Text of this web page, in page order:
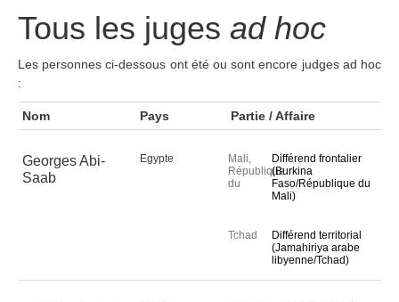
Tous les juges ad hoc
Les personnes ci-dessous ont été ou sont encore judges ad hoc
:
Nom Pays Partie / Affaire
Georges Abi-
Saab
Egypte
Mali,
République
du
Différend frontalier
(Burkina
Faso/République du
Mali)
Tchad
Différend territorial
(Jamahiriya arabe
libyenne/Tchad)
Tous les juges
Fonctionnement
Assistance financière
Rapports annuels
80e anniversaire de la
LE GREFFE